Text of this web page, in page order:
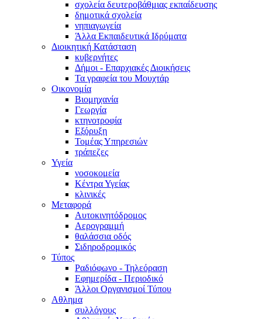
σχολεία δευτεροβάθμιας εκπαίδευσης
δημοτικά σχολεία
νηπιαγωγεία
Άλλα Εκπαιδευτικά Ιδρύματα
Διοικητική Κατάσταση
κυβερνήτες
Δήμοι - Επαρχιακές Διοικήσεις
Τα γραφεία του Μουχτάρ
Οικονομία
Βιομηχανία
Γεωργία
κτηνοτροφία
Εξόρυξη
Τομέας Υπηρεσιών
τράπεζες
Υγεία
νοσοκομεία
Κέντρα Υγείας
κλινικές
Μεταφορά
Αυτοκινητόδρομος
Αερογραμμή
θαλάσσια οδός
Σιδηροδρομικός
Τύπος
Ραδιόφωνο - Τηλεόραση
Εφημερίδα - Περιοδικό
Άλλοι Οργανισμοί Τύπου
Αθλημα
συλλόγους